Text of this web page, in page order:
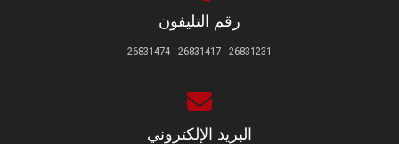
رقم التليفون
26831231 - 26831417 - 26831474
البريد الإلكتروني